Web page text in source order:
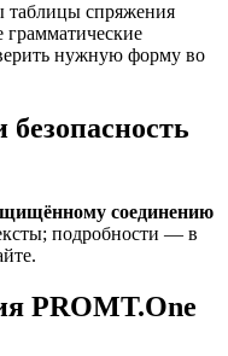
таблицы спряжения
грамматические
нужную форму во
соединению
подробности — в
PROMT.One